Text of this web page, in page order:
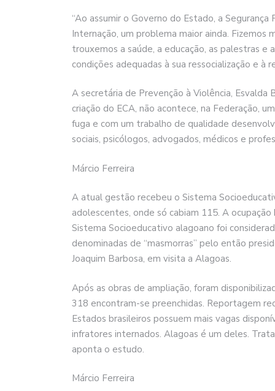
“Ao assumir o Governo do Estado, a
Internação, um problema maior ainda. Fizemos
trouxemos a saúde, a educação, as palestras e
condições adequadas à sua ressocialização e à
A secretária de Prevenção à Violência,
criação do ECA, não acontece, na Federação,
fuga e com um trabalho de qualidade
sociais, psicólogos, advogados, médicos e
Márcio Ferreira
A atual gestão recebeu o Sistema
adolescentes, onde só cabiam 115. A
Sistema Socioeducativo alagoano foi
denominadas de “masmorras” pelo então
Joaquim Barbosa, em visita a Alagoas.
Após as obras de ampliação, foram
318 encontram-se preenchidas. Reportagem
Estados brasileiros possuem mais vagas
infratores internados. Alagoas é um deles.
aponta o estudo.
Márcio Ferreira